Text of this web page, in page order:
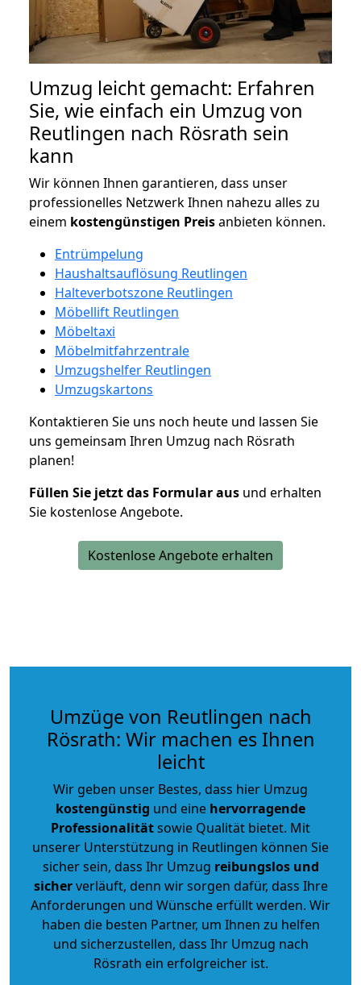
Umzug leicht gemacht: Erfahren
Sie, wie einfach ein Umzug von
Reutlingen nach Rösrath sein
kann
Wir können Ihnen garantieren, dass unser
professionelles Netzwerk Ihnen nahezu alles zu
einem kostengünstigen Preisanbieten können.
Entrümpelung
Haushaltsauflösung Reutlingen
Halteverbotszone Reutlingen
Möbellift Reutlingen
Möbeltaxi
Möbelmitfahrzentrale
Umzugshelfer Reutlingen
Umzugskartons
Kontaktieren Sie uns noch heute und lassen Sie
uns gemeinsam Ihren Umzug nach Rösrath
planen!
Füllen Sie jetzt das Formular aus und erhalten
Sie kostenlose Angebote.
Kostenlose Angebote erhalten
Umzüge von Reutlingen nach
Rösrath: Wir machen es Ihnen
leicht
Wir geben unser Bestes, dass hier Umzug
kostengünstig und eine hervorragende
Professionalitätsowie Qualität bietet. Mit
unserer Unterstützung in Reutlingen können Sie
sicher sein, dass Ihr Umzug reibungslos und
sicherverläuft, denn wir sorgen dafür, dass Ihre
Anforderungen und Wünsche erfüllt werden. Wir
haben die besten Partner, um Ihnen zu helfen
und sicherzustellen, dass Ihr Umzug nach
Rösrath ein erfolgreicher ist.